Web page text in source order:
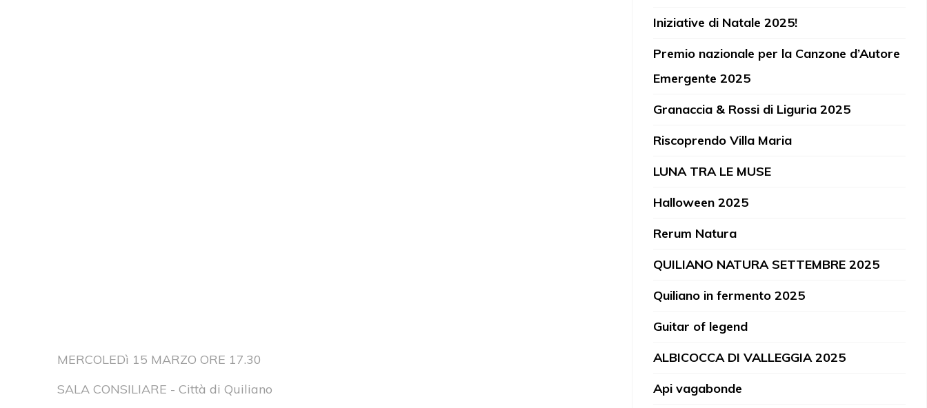
MERCOLEDì 15 MARZO ORE 17.30
SALA CONSILIARE - Città di Quiliano
Iniziative di Natale 2025!
Premio nazionale per la Canzone d’Autore
Emergente 2025
Granaccia & Rossi di Liguria 2025
Riscoprendo Villa Maria
LUNA TRA LE MUSE
Halloween 2025
Rerum Natura
QUILIANO NATURA SETTEMBRE 2025
Quiliano in fermento 2025
Guitar of legend
ALBICOCCA DI VALLEGGIA 2025
Api vagabonde